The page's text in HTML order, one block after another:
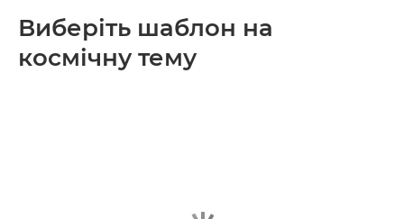
Виберіть шаблон на
космічну тему